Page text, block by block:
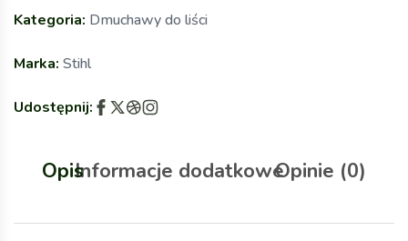
Kategoria: Dmuchawy do liści
Marka: Stihl
Udostępnij:
OpisInformacje dodatkoweOpinie (0)